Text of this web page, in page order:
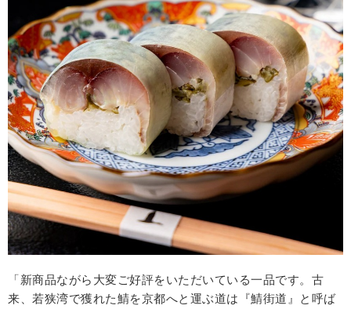
「新商品ながら大変ご好評をいただいている一品です。古
来、若狭湾で獲れた鯖を京都へと運ぶ道は『鯖街道』と呼ば